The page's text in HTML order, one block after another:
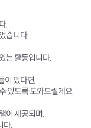
.
습니다.
는 활동입니다.
이 있다면,
있도록 도와드릴게요.
이 제공되며,
다.